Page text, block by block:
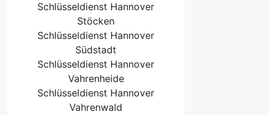
Schlüsseldienst Hannover
Stöcken
Schlüsseldienst Hannover
Südstadt
Schlüsseldienst Hannover
Vahrenheide
Schlüsseldienst Hannover
Vahrenwald